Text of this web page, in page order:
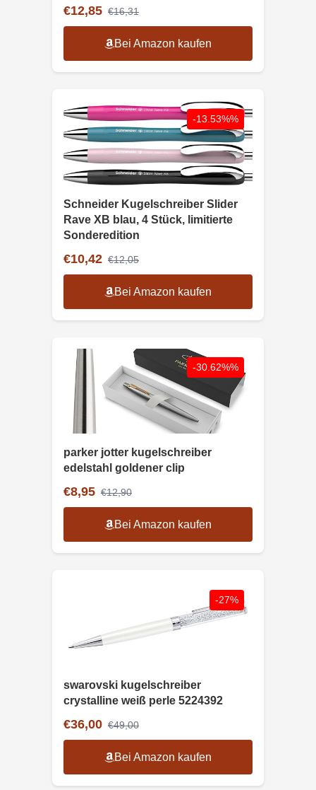
€12,85 €16,31
Bei Amazon kaufen
-13.53%%
Schneider Kugelschreiber Slider
Rave XB blau, 4 Stück, limitierte
Sonderedition
€10,42 €12,05
Bei Amazon kaufen
-30.62%%
parker jotter kugelschreiber
edelstahl goldener clip
€8,95 €12,90
Bei Amazon kaufen
-27%
swarovski kugelschreiber
crystalline weiß perle 5224392
€36,00 €49,00
Bei Amazon kaufen